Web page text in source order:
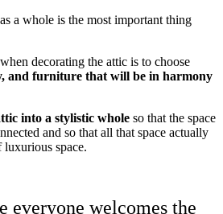
a whole is the most important thing
decorating the attic is to choose
and furniture that will be in harmony
into a stylistic whole so that the space
and so that all that space actually
luxurious space.
everyone welcomes the